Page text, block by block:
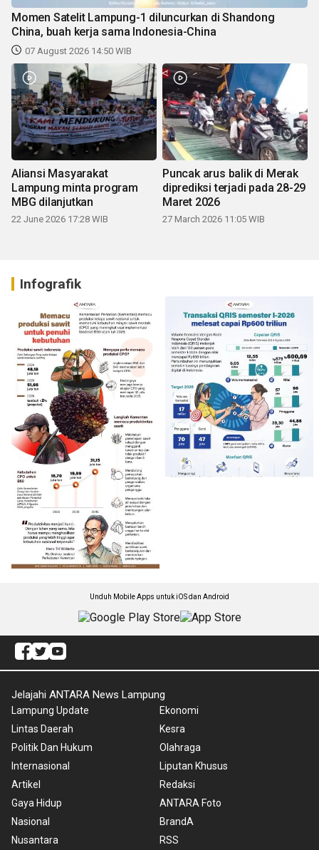
Momen Satelit Lampung-1 diluncurkan di Shandong
China, buah kerja sama Indonesia-China
07 August 2026 14:50 WIB
Aliansi Masyarakat
Lampung minta program
MBG dilanjutkan
22 June 2026 17:28 WIB
Puncak arus balik di Merak
diprediksi terjadi pada 28-29
Maret 2026
27 March 2026 11:05 WIB
Infografik
Unduh Mobile Apps untuk iOS dan Android
Jelajahi ANTARA News Lampung
Lampung Update
Lintas Daerah
Politik Dan Hukum
Internasional
Artikel
Gaya Hidup
Nasional
Nusantara
Ekonomi
Kesra
Olahraga
Liputan Khusus
Redaksi
ANTARA Foto
BrandA
RSS